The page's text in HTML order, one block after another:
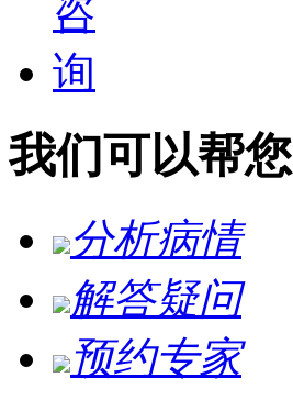
我们可以帮您
分析病情
解答疑问
预约专家